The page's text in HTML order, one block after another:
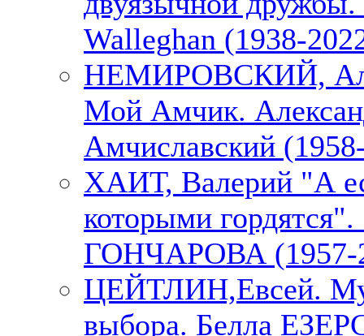
Walleghan (1938-
НЕМИРОВСКИЙ,
Мой Амчик.
Амчиславский
ХАИТ, Валерий "А
которыми
ГОНЧАРОВА (1957-
ЦЕЙТЛИН,Евсей.
выбора. Белла